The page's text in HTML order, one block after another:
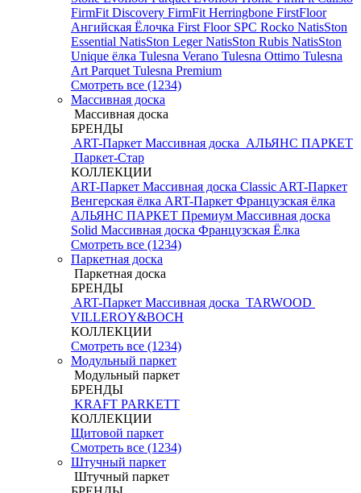
FirmFit Discovery FirmFit Herringbone FirstFloor
Ангийская Ёлочка First Floor SPC Rocko NatisSton
Essential NatisSton LegerNatisSton Rubis NatisSton
Unique ёлка Tulesna Verano Tulesna Ottimo Tulesna
Art Parquet Tulesna Premium
Смотреть все (1234)
Массивная доска
Массивная доска
БРЕНДЫ
ART-Паркет Массивная доска АЛЬЯНС ПАРКЕТ
Паркет-Стар
КОЛЛЕКЦИИ
ART-Паркет Массивная доска Classic ART-Паркет
Венгерская ёлка ART-Паркет Французская ёлка
АЛЬЯНС ПАРКЕТ Премиум Массивная доска
Solid Массивная доска Французская Ёлка
Смотреть все (1234)
Паркетная доска
Паркетная доска
БРЕНДЫ
ART-Паркет Массивная доска TARWOOD
VILLEROY&BOCH
КОЛЛЕКЦИИ
Смотреть все (1234)
Модульный паркет
Модульный паркет
БРЕНДЫ
KRAFT PARKETT
КОЛЛЕКЦИИ
Щитовой паркет
Смотреть все (1234)
Штучный паркет
Штучный паркет